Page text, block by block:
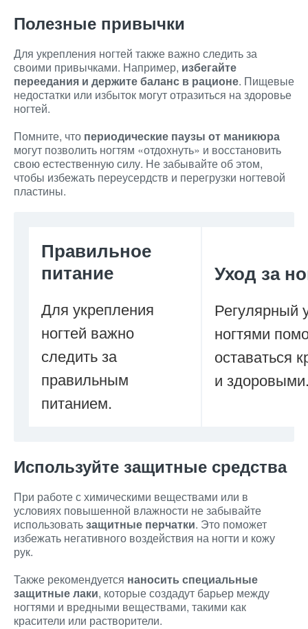
Полезные привычки
Для укрепления ногтей также важно следить за
своими привычками. Например, избегайте
переедания и держите баланс в рационе. Пищевые
недостатки или избыток могут отразиться на здоровье
ногтей.
Помните, что периодические паузы от маникюра
могут позволить ногтям «отдохнуть» и восстановить
свою естественную силу. Не забывайте об этом,
чтобы избежать переусердств и перегрузки ногтевой
пластины.
Правильное
питание
Для укрепления
ногтей важно
следить за
правильным
питанием.
Уход за
Регулярный
ногтями
оставаться
и
Используйте защитные средства
При работе с химическими веществами или в
условиях повышенной влажности не забывайте
использоватьзащитные перчатки. Это поможет
избежать негативного воздействия на ногти и кожу
рук.
Также рекомендуется наносить специальные
защитные лаки, которые создадут барьер между
ногтями и вредными веществами, такими как
красители или растворители.